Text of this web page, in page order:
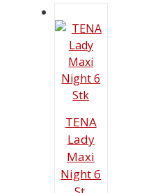
TENA
Lady
Maxi
Night 6